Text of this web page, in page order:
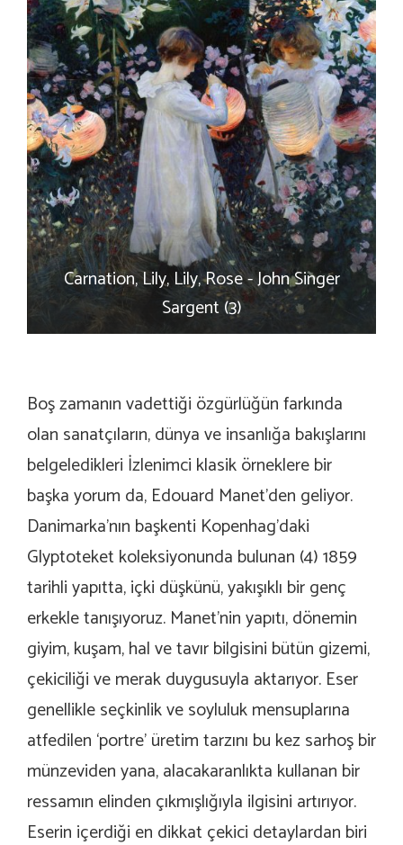
Carnation, Lily, Lily, Rose - John Singer
Sargent (3)
Boş zamanın vadettiği özgürlüğün farkında
olan sanatçıların, dünya ve insanlığa bakışlarını
belgeledikleri İzlenimci klasik örneklere bir
başka yorum da, Edouard Manet’den geliyor.
Danimarka’nın başkenti Kopenhag’daki
Glyptoteket koleksiyonunda bulunan (4) 1859
tarihli yapıtta, içki düşkünü, yakışıklı bir genç
erkekle tanışıyoruz. Manet’nin yapıtı, dönemin
giyim, kuşam, hal ve tavır bilgisini bütün gizemi,
çekiciliği ve merak duygusuyla aktarıyor. Eser
genellikle seçkinlik ve soyluluk mensuplarına
atfedilen ‘portre’ üretim tarzını bu kez sarhoş bir
münzeviden yana, alacakaranlıkta kullanan bir
ressamın elinden çıkmışlığıyla ilgisini artırıyor.
Eserin içerdiği en dikkat çekici detaylardan biri